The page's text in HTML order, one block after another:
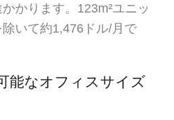
かります。123m²ユニッ
いて約1,476ドル/月で
能なオフィスサイズ